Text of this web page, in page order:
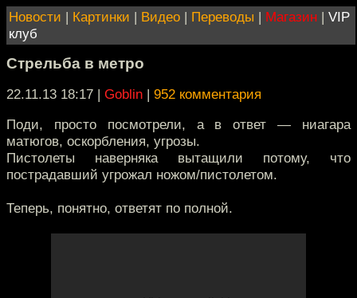
Новости | Картинки | Видео | Переводы | Магазин | VIP
клуб
Стрельба в метро
22.11.13 18:17 | Goblin | 952 комментария
Поди, просто посмотрели, а в ответ — ниагара
матюгов, оскорбления, угрозы.
Пистолеты наверняка вытащили потому, что
пострадавший угрожал ножом/пистолетом.
Теперь, понятно, ответят по полной.